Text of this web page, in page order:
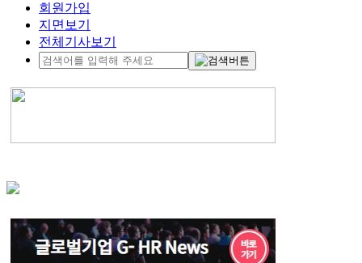
회원가입
지면보기
전체기사보기